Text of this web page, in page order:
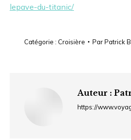
lepave-du-titanic/
Catégorie : Croisière ParPatrick
Auteur :
https://